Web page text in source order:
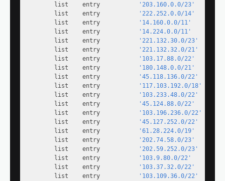
        list    entry
'203.160.0.0/23'
        list    entry
'222.252.0.0/14'
        list    entry
'14.160.0.0/11'
        list    entry
'14.224.0.0/11'
        list    entry
'221.132.30.0/23'
        list    entry
'221.132.32.0/21'
        list    entry
'103.17.88.0/22'
        list    entry
'180.148.0.0/21'
        list    entry
'45.118.136.0/22'
        list    entry
'117.103.192.0/18'
        list    entry
'103.233.48.0/22'
        list    entry
'45.124.88.0/22'
        list    entry
'103.196.236.0/22'
        list    entry
'45.127.252.0/22'
        list    entry
'61.28.224.0/19'
        list    entry
'202.74.58.0/23'
        list    entry
'202.59.252.0/23'
        list    entry
'103.9.80.0/22'
        list    entry
'103.37.32.0/22'
        list    entry
'103.109.36.0/22'